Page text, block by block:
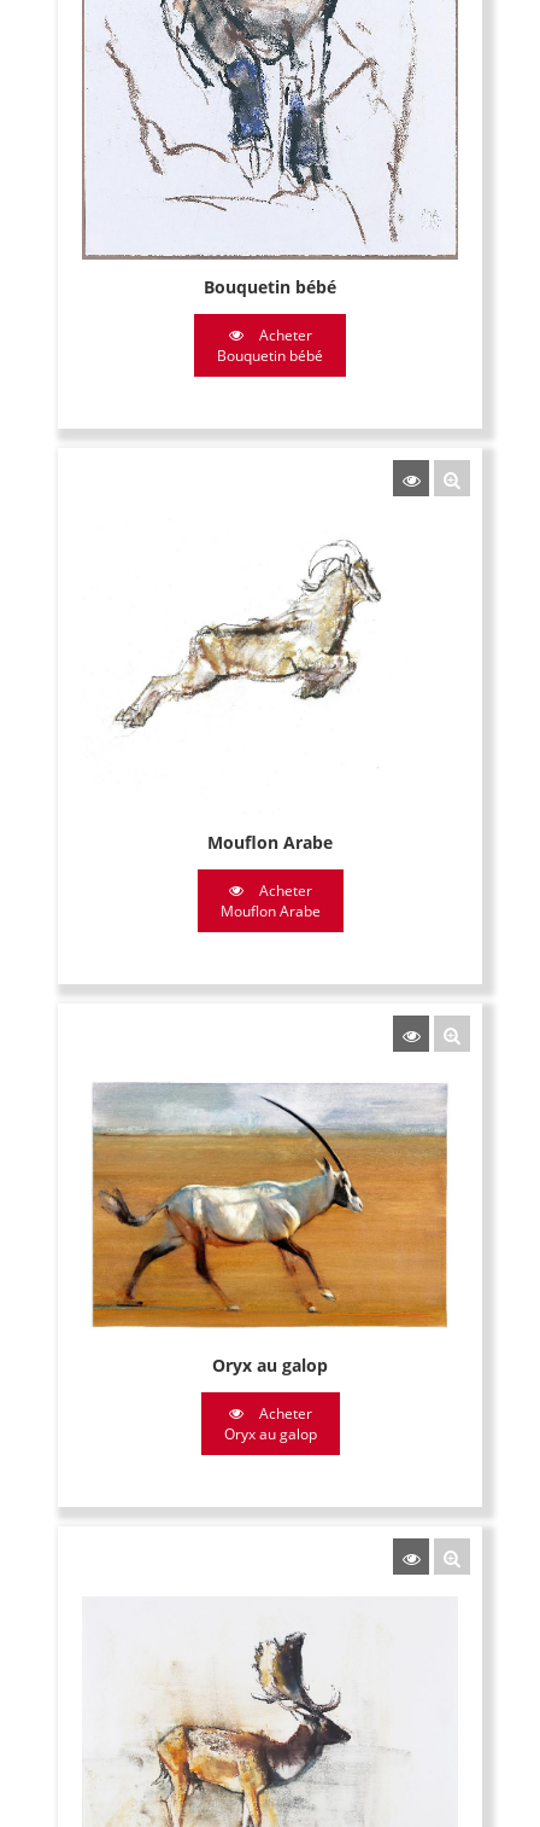
Bouquetin bébé
Acheter
Bouquetin bébé
Mouflon Arabe
Acheter
Mouflon Arabe
Oryx au galop
Acheter
Oryx au galop